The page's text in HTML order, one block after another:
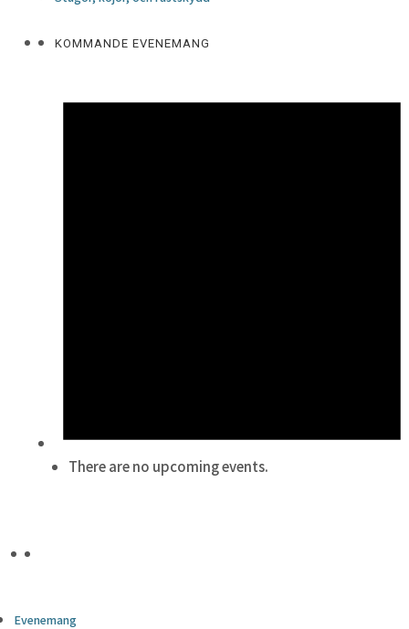
KOMMANDE EVENEMANG
There are no upcoming events.
Evenemang